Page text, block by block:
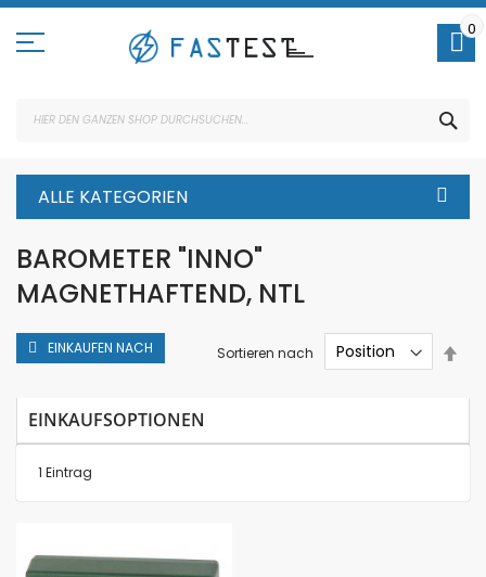
Direkt
Inhalt
0
ALLE KATEGORIEN
BAROMETER "INNO"
MAGNETHAFTEND, NTL
1 Eintrag
Sortieren nach
EINKAUFEN NACH
EINKAUFSOPTIONEN